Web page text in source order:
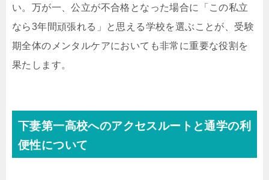
い。万が一、公立が不合格となった場合に「この私立
なら3年間頑張れる」と思える学校を選ぶことが、受験
期全体のメンタルケアにおいても非常に重要な役割を
果たします。
下妻第一高校へのアクセスルートと通学の利
便性について